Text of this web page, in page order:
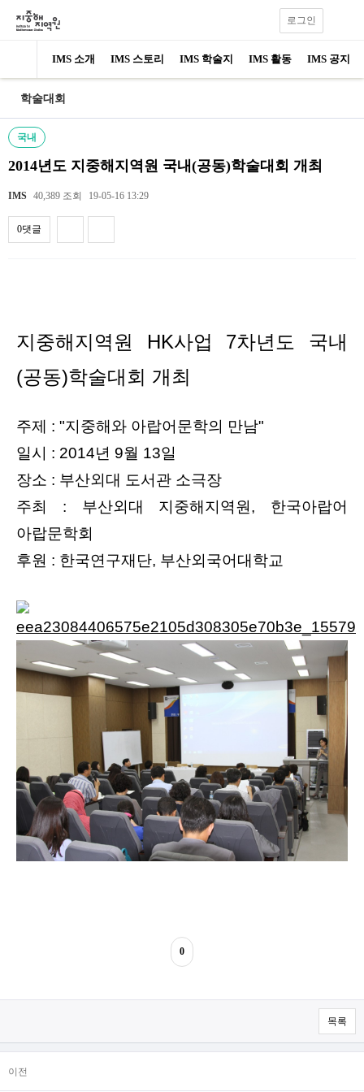
IMS 소개 IMS 스토리 IMS 학술지 IMS 활동 IMS 공지
로그인
학술대회
국내
2014년도 지중해지역원 국내(공동)학술대회 개최
IMS 40,389 조회 19-05-16 13:29
0댓글
지중해지역원 HK사업 7차년도 국내
(공동)학술대회 개최
주제 : "지중해와 아랍어문학의 만남"
일시 : 2014년 9월 13일
장소 : 부산외대 도서관 소극장
주최 : 부산외대 지중해지역원, 한국아랍어
아랍문학회
후원 : 한국연구재단, 부산외국어대학교
0
목록
이전